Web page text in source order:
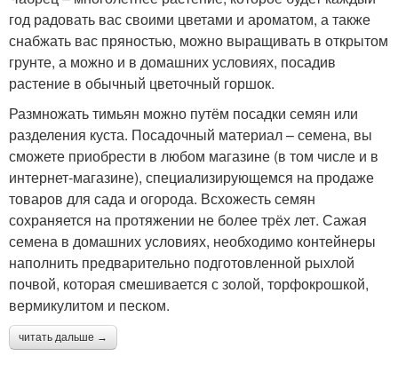
год радовать вас своими цветами и ароматом, а также
снабжать вас пряностью, можно выращивать в открытом
грунте, а можно и в домашних условиях, посадив
растение в обычный цветочный горшок.
Размножать тимьян можно путём посадки семян или
разделения куста. Посадочный материал – семена, вы
сможете приобрести в любом магазине (в том числе и в
интернет-магазине), специализирующемся на продаже
товаров для сада и огорода. Всхожесть семян
сохраняется на протяжении не более трёх лет. Сажая
семена в домашних условиях, необходимо контейнеры
наполнить предварительно подготовленной рыхлой
почвой, которая смешивается с золой, торфокрошкой,
вермикулитом и песком.
читать дальше →